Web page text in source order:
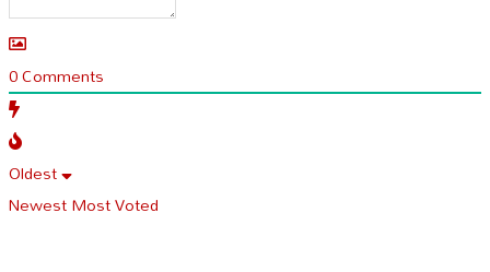
0Comments
Oldest
NewestMost Voted